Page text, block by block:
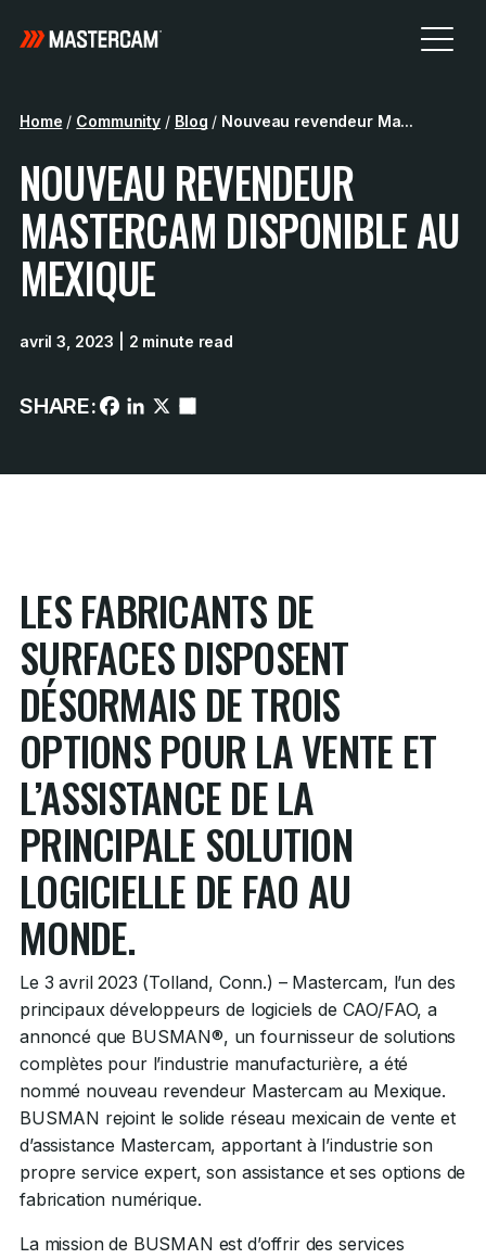
Home / Community / Blog / Nouveau revendeur Ma...
NOUVEAU REVENDEUR
MASTERCAM DISPONIBLE AU
MEXIQUE
avril 3, 2023 | 2 minute read
SHARE:
LES FABRICANTS DE
SURFACES DISPOSENT
DÉSORMAIS DE TROIS
OPTIONS POUR LA VENTE ET
L’ASSISTANCE DE LA
PRINCIPALE SOLUTION
LOGICIELLE DE FAO AU
MONDE.
Le 3 avril 2023 (Tolland, Conn.) – Mastercam, l’un des
principaux développeurs de logiciels de CAO/FAO, a
annoncé que BUSMAN®, un fournisseur de solutions
complètes pour l’industrie manufacturière, a été
nommé nouveau revendeur Mastercam au Mexique.
BUSMAN rejoint le solide réseau mexicain de vente et
d’assistance Mastercam, apportant à l’industrie son
propre service expert, son assistance et ses options de
fabrication numérique.
La mission de BUSMAN est d’offrir des services